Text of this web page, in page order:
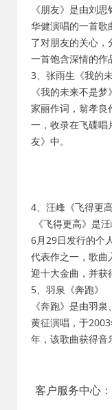
《朋友》是由刘
华健演唱的一首歌
了对朋友的关心，
一首饱含深情的作
3、张雨生《我的
《我的未来不是
家丽作词，翁孝良
一，收录在飞碟唱
友》中。
4、汪峰《飞得更高
《飞得更高》是
6月29日发行的个
代表作之一，歌曲
迎十大金曲，并获
5、羽泉《奔跑》
《奔跑》是由羽
黄征演唱，于
年，该歌曲获得音
客户服务中心